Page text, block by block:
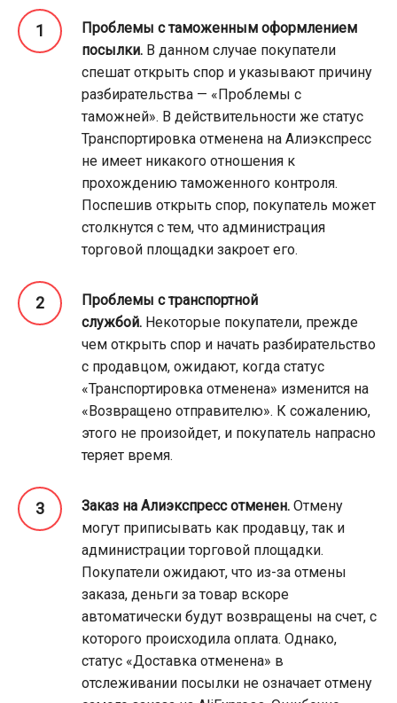
Проблемы с таможенным оформлением
посылки. В данном случае покупатели
спешат открыть спор и указывают причину
разбирательства — «Проблемы с
таможней». В действительности же статус
Транспортировка отменена на Алиэкспресс
не имеет никакого отношения к
прохождению таможенного контроля.
Поспешив открыть спор, покупатель может
столкнутся с тем, что администрация
торговой площадки закроет его.
Проблемы с транспортной
службой. Некоторые покупатели, прежде
чем открыть спор и начать разбирательство
с продавцом, ожидают, когда статус
«Транспортировка отменена» изменится на
«Возвращено отправителю». К сожалению,
этого не произойдет, и покупатель напрасно
теряет время.
Заказ на Алиэкспресс отменен. Отмену
могут приписывать как продавцу, так и
администрации торговой площадки.
Покупатели ожидают, что из-за отмены
заказа, деньги за товар вскоре
автоматически будут возвращены на счет, с
которого происходила оплата. Однако,
статус «Доставка отменена» в
отслеживании посылки не означает отмену